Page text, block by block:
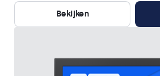
Bekijken